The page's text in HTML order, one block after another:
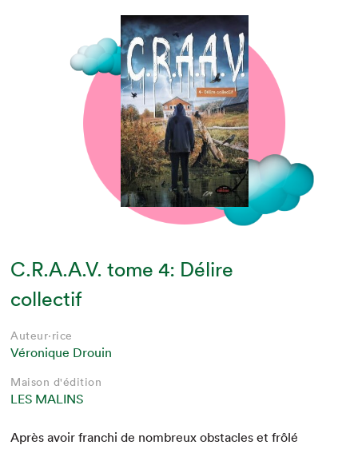
C.R.A.A.V. tome 4: Délire
collectif
Auteur·rice
Véronique Drouin
Maison d'édition
LES MALINS
Après avoir franchi de nom­breux obsta­cles et frôlé